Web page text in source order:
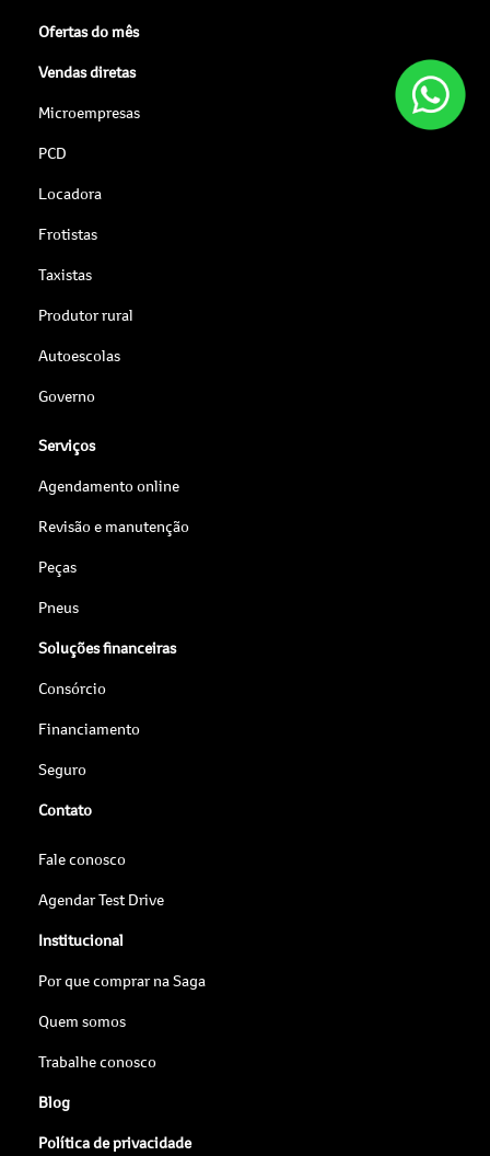
Ofertas do mês
Vendas diretas
Microempresas
PCD
Locadora
Frotistas
Taxistas
Produtor rural
Autoescolas
Governo
Serviços
Agendamento online
Revisão e manutenção
Peças
Pneus
Soluções financeiras
Consórcio
Financiamento
Seguro
Contato
Fale conosco
Agendar Test Drive
Institucional
Por que comprar na Saga
Quem somos
Trabalhe conosco
Blog
Política de privacidade